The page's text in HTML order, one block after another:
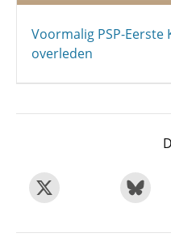
Voormalig PSP-Eerste
overleden